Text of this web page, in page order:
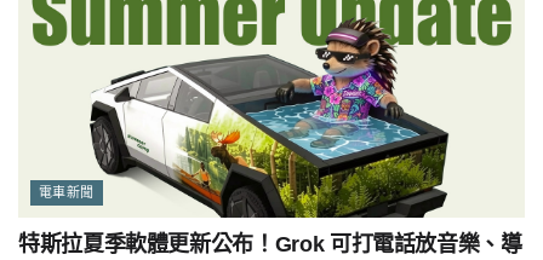
電車新聞
特斯拉夏季軟體更新公布！Grok 可打電話放音樂、導